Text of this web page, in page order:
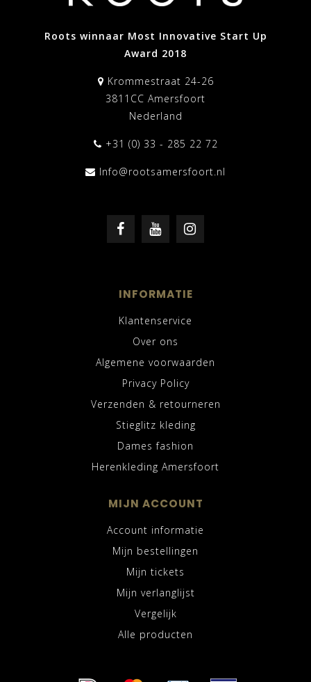
Roots winnaar Most Innovative Start Up
Award 2018
Krommestraat 24-26
3811CC Amersfoort
Nederland
+31 (0) 33 - 285 22 72
Info@rootsamersfoort.nl
INFORMATIE
Klantenservice
Over ons
Algemene voorwaarden
Privacy Policy
Verzenden & retourneren
Stieglitz kleding
Dames fashion
Herenkleding Amersfoort
MIJN ACCOUNT
Account informatie
Mijn bestellingen
Mijn tickets
Mijn verlanglijst
Vergelijk
Alle producten